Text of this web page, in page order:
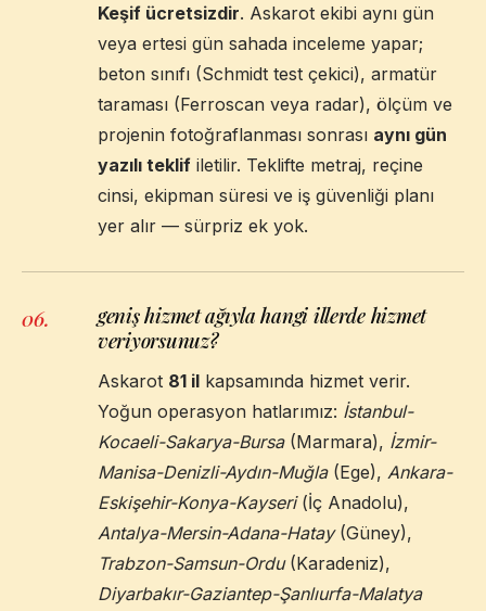
Keşif ücretsizdir. Askarot ekibi aynı gün
veya ertesi gün sahada inceleme yapar;
beton sınıfı (Schmidt test çekici), armatür
taraması (Ferroscan veya radar), ölçüm ve
projenin fotoğraflanması sonrası aynı gün
yazılı teklif iletilir. Teklifte metraj, reçine
cinsi, ekipman süresi ve iş güvenliği planı
yer alır — sürpriz ek yok.
06.
geniş hizmet ağıyla hangi illerde hizmet
veriyorsunuz?
Askarot 81 il kapsamında hizmet verir.
Yoğun operasyon hatlarımız: İstanbul-
Kocaeli-Sakarya-Bursa(Marmara), İzmir-
Manisa-Denizli-Aydın-Muğla(Ege), Ankara-
Eskişehir-Konya-Kayseri(İç Anadolu),
Antalya-Mersin-Adana-Hatay(Güney),
Trabzon-Samsun-Ordu(Karadeniz),
Diyarbakır-Gaziantep-Şanlıurfa-Malatya